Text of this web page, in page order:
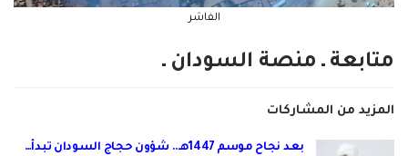
الفاشر
متابعة ـ منصة السودان ـ
المزيد من المشاركات
بعد نجاح موسم 1447هـ.. شؤون حجاج السودان تبدأ…